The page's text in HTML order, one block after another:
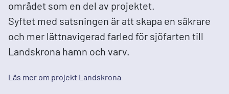
området som en del av projektet.
Syftet med satsningen är att skapa en säkrare
och mer lättnavigerad farled för sjöfarten till
Landskrona hamn och varv.
Läs mer om projekt Landskrona